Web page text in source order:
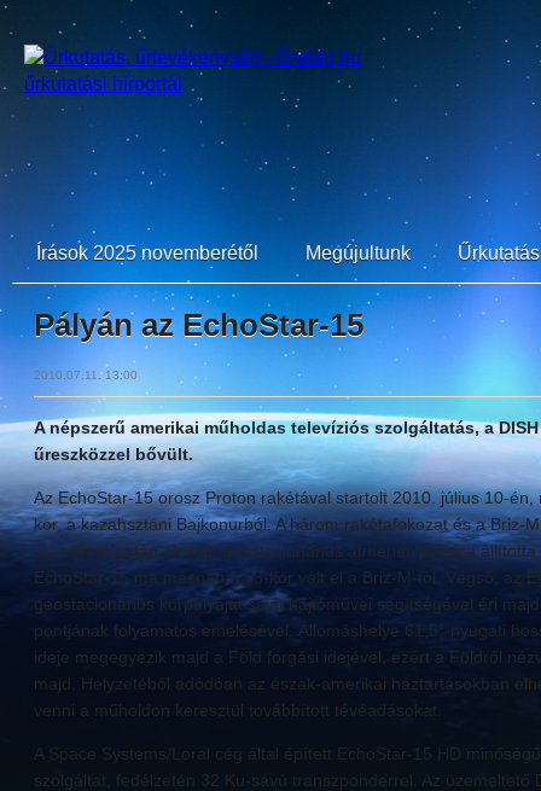
Írások 2025 novemberétől Megújultunk
Pályán az EchoStar-15
2010.07.11. 13:00
A népszerű amerikai műholdas televíziós szolgáltatás, a
űreszközzel bővült.
Az EchoStar-15 orosz Proton rakétával startolt 2010. július 10-
kor, a kazahsztáni Bajkonurból. A három rakétafokozat és a Briz-
manőverek után elnyúlt, geostacionárius átmeneti pályára
EchoStar-15 ma másnap 5:53-kor vált el a Briz-M-től. Végső, az
geostacionárius körpályáját saját hajtóművei segítségével éri
pontjának folyamatos emelésével. Állomáshelye 61,5° nyugati
ideje megegyezik majd a Föld forgási idejével, ezért a Földről
majd. Helyzetéből adódóan az észak-amerikai háztartásokban
venni a műholdon keresztül továbbított tévéadásokat.
A Space Systems/Loral cég által épített EchoStar-15 HD
szolgáltat, fedélzetén 32 Ku-sávú transzponderrel. Az üzemeltető